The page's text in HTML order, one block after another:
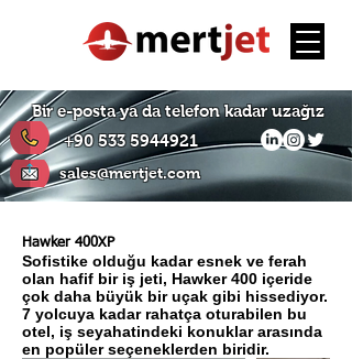
Bir e-posta ya da telefon kadar uzağız
+90 533 5944921
sales@mertjet.com
Hawker 400XP
Sofistike olduğu kadar esnek ve ferah
olan hafif bir iş jeti, Hawker 400 içeride
çok daha büyük bir uçak gibi hissediyor.
7 yolcuya kadar rahatça oturabilen bu
otel, iş seyahatindeki konuklar arasında
en popüler seçeneklerden biridir.